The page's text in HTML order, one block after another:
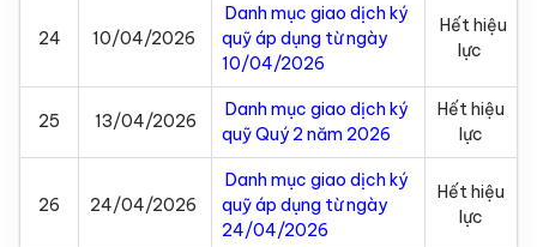
24 10/04/2026
Danh mục giao dịch ký
quỹ áp dụng từ ngày
10/04/2026
Hết hiệu
lực
25 13/04/2026
Danh mục giao dịch ký
quỹ Quý 2 năm 2026
Hết hiệu
lực
26 24/04/2026
Danh mục giao dịch ký
quỹ áp dụng từ ngày
24/04/2026
Hết hiệu
lực